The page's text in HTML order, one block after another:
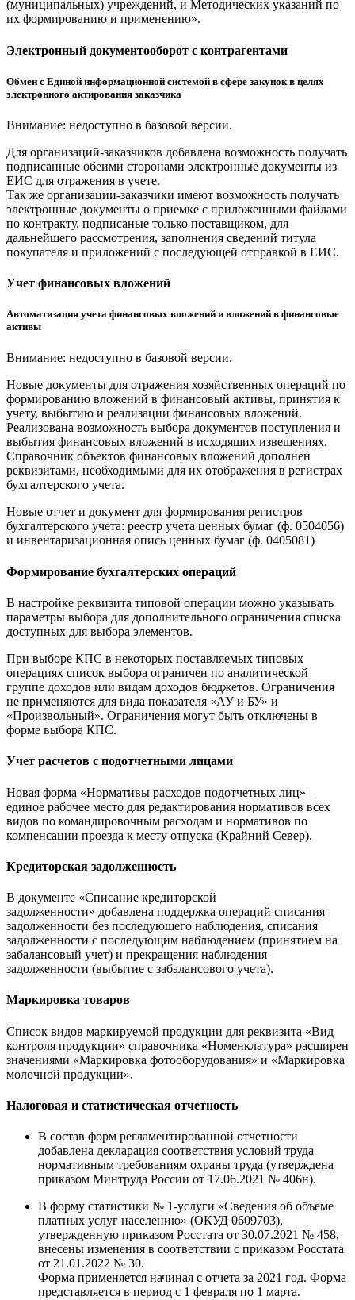
(муниципальных) учреждений, и Методических указаний по
их формированию и применению».
Электронный документооборот с контрагентами
Обмен с Единой информационной системой в сфере закупок в целях
электронного актирования заказчика
Внимание: недоступно в базовой версии.
Для организаций-заказчиков добавлена возможность получать
подписанные обеими сторонами электронные документы из
ЕИС для отражения в учете.
Так же организации-заказчики имеют возможность получать
электронные документы о приемке с приложенными файлами
по контракту, подписаные только поставщиком, для
дальнейшего рассмотрения, заполнения сведений титула
покупателя и приложений с последующей отправкой в ЕИС.
Учет финансовых вложений
Автоматизация учета финансовых вложений и вложений в финансовые
активы
Внимание: недоступно в базовой версии.
Новые документы для отражения хозяйственных операций по
формированию вложений в финансовый активы, принятия к
учету, выбытию и реализации финансовых вложений.
Реализована возможность выбора документов поступления и
выбытия финансовых вложений в исходящих извещениях.
Справочник объектов финансовых вложений дополнен
реквизитами, необходимыми для их отображения в регистрах
бухгалтерского учета.
Новые отчет и документ для формирования регистров
бухгалтерского учета: реестр учета ценных бумаг (ф. 0504056)
и инвентаризационная опись ценных бумаг (ф. 0405081)
Формирование бухгалтерских операций
В настройке реквизита типовой операции можно указывать
параметры выбора для дополнительного ограничения списка
доступных для выбора элементов.
При выборе КПС в некоторых поставляемых типовых
операциях список выбора ограничен по аналитической
группе доходов или видам доходов бюджетов. Ограничения
не применяются для вида показателя «АУ и БУ» и
«Произвольный». Ограничения могут быть отключены в
форме выбора КПС.
Учет расчетов с подотчетными лицами
Новая форма «Нормативы расходов подотчетных лиц» –
единое рабочее место для редактирования нормативов всех
видов по командировочным расходам и нормативов по
компенсации проезда к месту отпуска (Крайний Север).
Кредиторская задолженность
В документе «Списание кредиторской
задолженности» добавлена поддержка операций списания
задолженности без последующего наблюдения, списания
задолженности с последующим наблюдением (принятием на
забалансовый учет) и прекращения наблюдения
задолженности (выбытие с забалансового учета).
Маркировка товаров
Список видов маркируемой продукции для реквизита «Вид
контроля продукции» справочника «Номенклатура» расширен
значениями «Маркировка фотооборудования» и «Маркировка
молочной продукции».
Налоговая и статистическая отчетность
В состав форм регламентированной отчетности
добавлена декларация соответствия условий труда
нормативным требованиям охраны труда (утверждена
приказом Минтруда России от 17.06.2021 № 406н).
В форму статистики № 1-услуги «Сведения об объеме
платных услуг населению» (ОКУД 0609703),
утвержденную приказом Росстата от 30.07.2021 № 458,
внесены изменения в соответствии с приказом Росстата
от 21.01.2022 № 30.
Форма применяется начиная с отчета за 2021 год. Форма
представляется в период с 1 февраля по 1 марта.